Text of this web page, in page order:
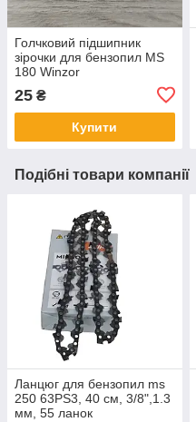
Голчковий підшипник
зірочки для бензопил MS
180 Winzor
25 ₴
Купити
Подібні товари компанії
Ланцюг для бензопил ms
250 63PS3, 40 см, 3/8",1.3
мм, 55 ланок